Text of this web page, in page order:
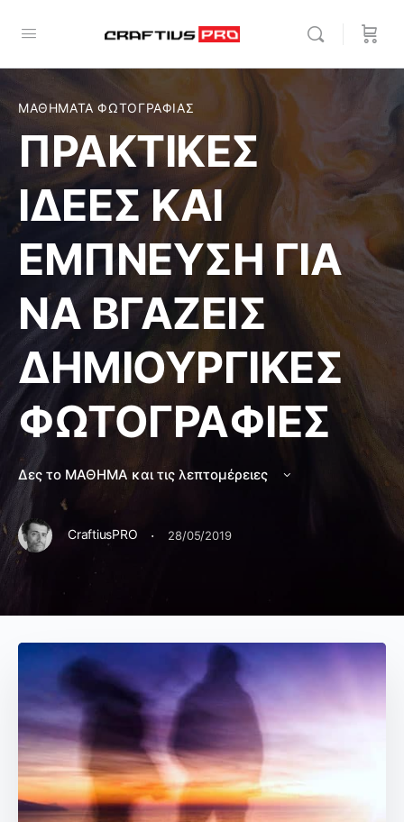
ΜΑΘΗΜΑΤΑ ΦΩΤΟΓΡΑΦΙΑΣ
ΠΡΑΚΤΙΚΕΣ
ΙΔΕΕΣ ΚΑΙ
ΕΜΠΝΕΥΣΗ ΓΙΑ
ΝΑ ΒΓΑΖΕΙΣ
ΔΗΜΙΟΥΡΓΙΚΕΣ
ΦΩΤΟΓΡΑΦΙΕΣ
Δες το ΜΑΘΗΜΑ και τις λεπτομέρειες
CraftiusPRO · 28/05/2019